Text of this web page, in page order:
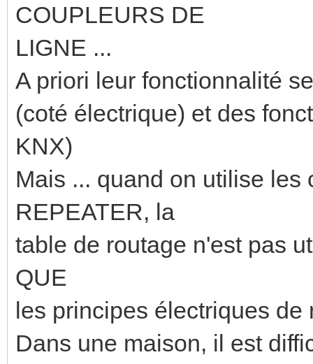
COUPLEURS DE
LIGNE ...
A priori leur fonctionnalité
(coté électrique) et des
KNX)
Mais ... quand on utilise
REPEATER, la
table de routage n'est pas
QUE
les principes électriques de
Dans une maison, il est